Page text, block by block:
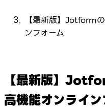
【最新版】Jotform
ンフォーム
【最新版】
高機能オンライ